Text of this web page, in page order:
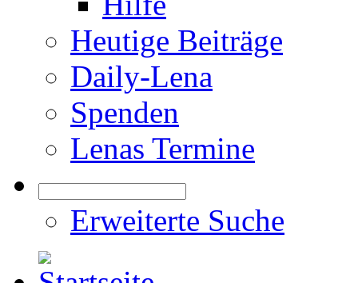
Heutige Beiträge
Daily-Lena
Spenden
Lenas Termine
Erweiterte Suche